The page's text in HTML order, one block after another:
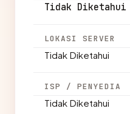
Tidak Diketahui
LOKASI SERVER
Tidak Diketahui
ISP / PENYEDIA
Tidak Diketahui